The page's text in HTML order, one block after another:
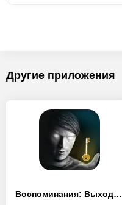
Другие приложения
Воспоминания: Выход из Комнаты